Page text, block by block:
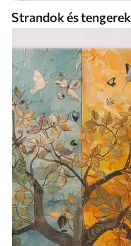
Strandok és tengerek